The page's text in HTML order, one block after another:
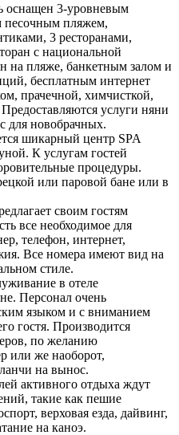
оснащен 3-уровневым
песочным пляжем,
3 ресторанами,
с национальной
на пляже, банкетным залом и
бесплатным интернет
прачечной, химчисткой,
услуги няни
для новобрачных.
шикарный центр SPA
К услугам гостей
процедуры.
или паровой бане или в
своим гостям
все необходимое для
телефон, интернет,
Все номера имеют вид на
стиле.
в отеле
Персонал очень
языком и с вниманием
гостя. Производится
по желанию
или же наоборот,
на вынос.
активного отдыха ждут
такие как пешие
верховая езда, дайвинг,
на каноэ.